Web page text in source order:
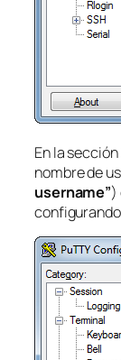
En la sección
nombre de
username”)